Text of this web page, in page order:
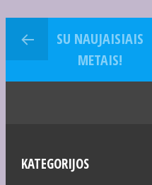
SU NAUJAISIAIS
METAIS!
KATEGORIJOS